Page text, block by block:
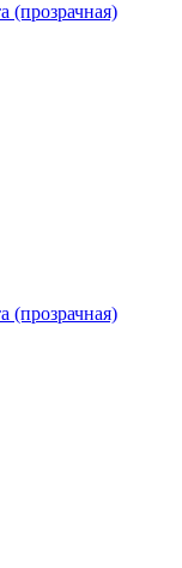
(прозрачная)
(прозрачная)